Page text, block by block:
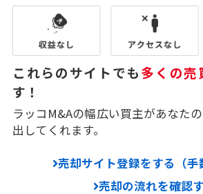
これらのサイトでも多くの売
す！
ラッコM&Aの幅広い買主があなた
出してくれます。
売却サイト登録をする（手
売却の流れを確認